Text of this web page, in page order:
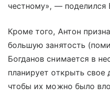
честному», — поделился
Кроме того, Антон
большую занятость
Богданов снимается в
планирует открыть свое
чтобы их можно было